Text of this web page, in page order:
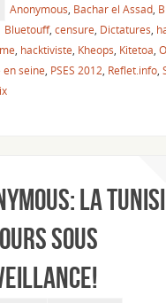
Anonymous Bachar el Assad
Bluetouff, censure Dictatures
hacktiviste Kheops Kitetoa
en seine PSES 2012 Reflet.info
la
sous